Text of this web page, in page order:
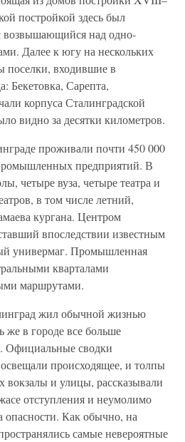
постройкой здесь был
возвышающийся над одно-
Далее к югу на нескольких
поселки, входившие в
Бекетовка, Сарепта,
корпуса Сталинградской
видно за десятки километров.
проживали почти 450 000
предприятий. В
четыре вуза, четыре театра и
в том числе летний,
кургана. Центром
впоследствии известным
универмаг. Промышленная
кварталами
маршрутами.
жил обычной жизнью
же в городе все больше
Официальные сводки
происходящее, и толпы
и улицы, рассказывали
отступления и неумолимо
опасности. Как обычно, на
самые невероятные